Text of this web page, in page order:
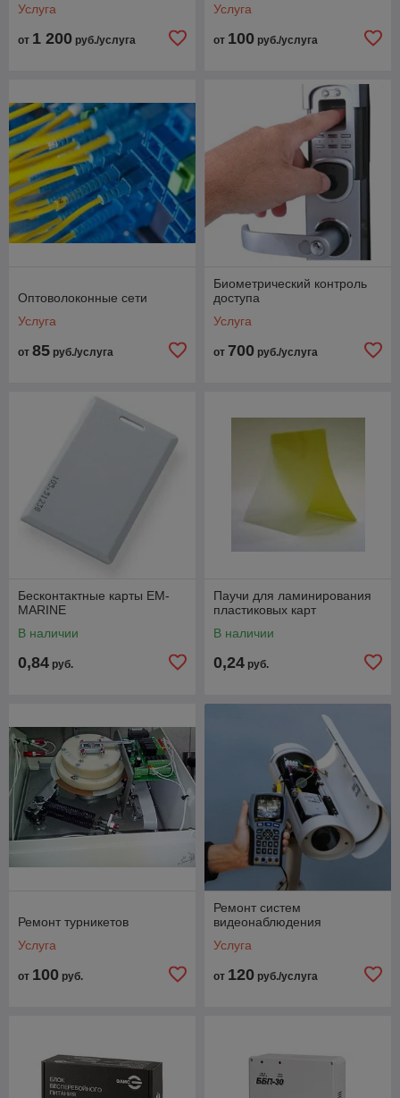
Услуга
от 1 200 руб./услуга
Услуга
от 100 руб./услуга
Оптоволоконные сети
Услуга
от 85 руб./услуга
Биометрический контроль
доступа
Услуга
от 700 руб./услуга
Бесконтактные карты EM-
MARINE
В наличии
0,84 руб.
Паучи для ламинирования
пластиковых карт
В наличии
0,24 руб.
Ремонт турникетов
Услуга
от 100 руб.
Ремонт систем
видеонаблюдения
Услуга
от 120 руб./услуга